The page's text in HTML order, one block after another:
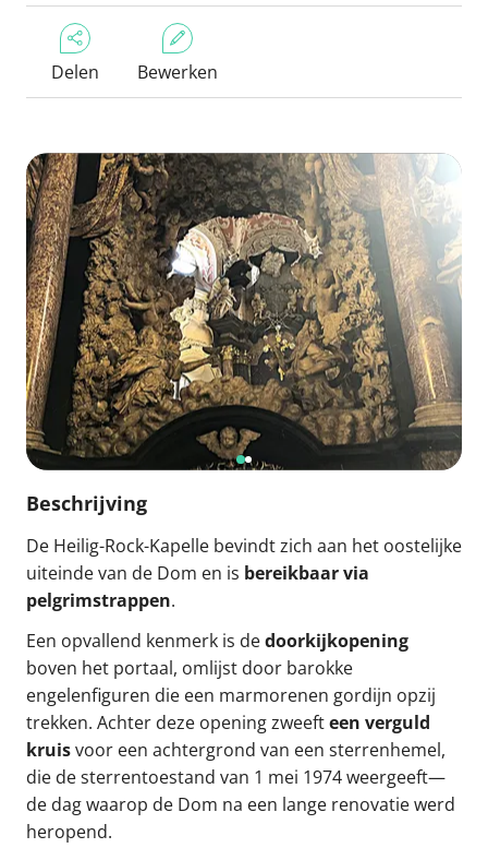
Delen Bewerken
Beschrijving
De Heilig-Rock-Kapelle bevindt zich aan het oostelijke
uiteinde van de Dom en is bereikbaar via
pelgrimstrappen.
Een opvallend kenmerk is dedoorkijkopening
boven het portaal, omlijst door barokke
engelenfiguren die een marmorenen gordijn opzij
trekken. Achter deze opening zweefteen verguld
kruisvoor een achtergrond van een sterrenhemel,
die de sterrentoestand van 1 mei 1974 weergeeft—
de dag waarop de Dom na een lange renovatie werd
heropend.